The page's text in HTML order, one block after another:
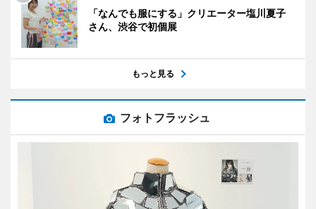
「なんでも服にする」クリエーター塩川夏子
さん、渋谷で初個展
もっと見る
フォトフラッシュ